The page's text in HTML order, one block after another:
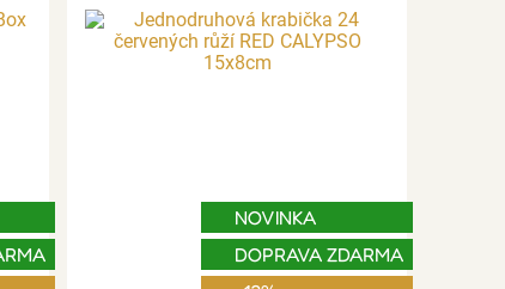
NOVINKA
DOPRAVA ZDARMA